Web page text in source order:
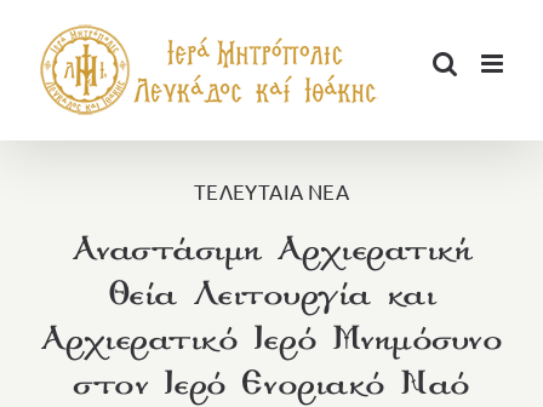
περιεχόμενο
ΤΕΛΕΥΤΑΙΑ ΝΕΑ
Αναστάσιμη Αρχιερατική
Θεία Λειτουργία και
Αρχιερατικό Ιερό Μνημόσυνο
στον Ιερό Ενοριακό Ναό